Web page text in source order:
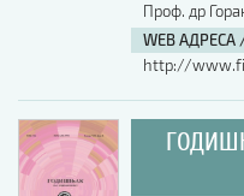
Проф. др
WEB АДРЕСА
http://